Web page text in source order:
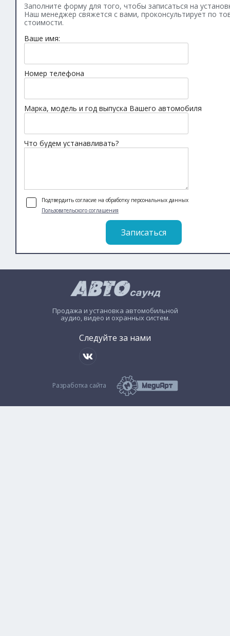
Заполните форму для того, чтобы записаться на
Наш менеджер свяжется с вами, проконсультирует по
стоимости.
Ваше имя:
Номер телефона
Марка, модель и год выпуска Вашего автомобиля
Что будем устанавливать?
Подтвердить согласие на обработку персональных данных
Пользовательского соглашения
Записаться
Продажа и установка автомобильной
аудио, видео и охранных систем.
Следуйте за нами
Разработка сайта